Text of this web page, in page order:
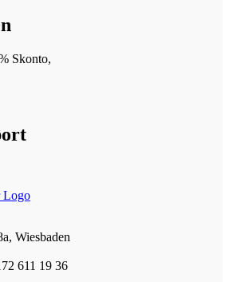
Skonto,
Wiesbaden
611 19 36